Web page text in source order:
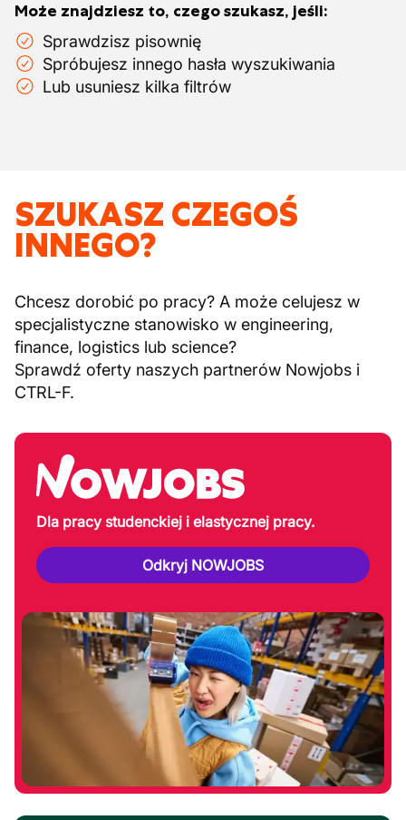
Może znajdziesz to, czego szukasz, jeśli:
Sprawdzisz pisownię
Spróbujesz innego hasła wyszukiwania
Lub usuniesz kilka filtrów
SZUKASZ CZEGOŚ
INNEGO?
Chcesz dorobić po pracy? A może celujesz w
specjalistyczne stanowisko w engineering,
finance, logistics lub science?
Sprawdź oferty naszych partnerów Nowjobs i
CTRL-F.
Dla pracy studenckiej i elastycznej pracy.
Odkryj NOWJOBS